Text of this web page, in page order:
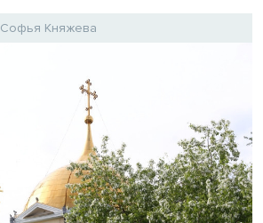
Софья Княжева